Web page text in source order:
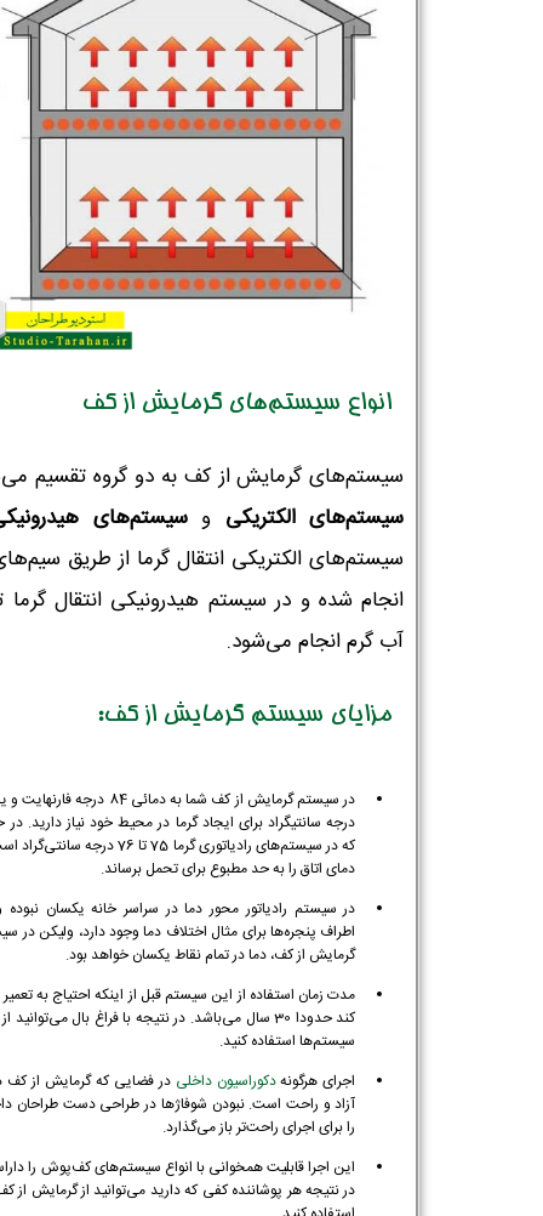
انواع سیستم‌های گرمایش از کف
سیستم‌های گرمایش از کف به دو گروه تقسیم
سیستم‌های الکتریکی وسیستم‌های
سیستم‌های الکتریکی انتقال گرما از طریق
انجام شده و در سیستم هیدرونیکی انتقال
آب گرم انجام می‌شود.
مزایای سیستم گرمایش از کف:
درجه سانتیگراد برای ایجاد گرما در محیط خود نیاز دارید. در
که در سیستم‌های رادیاتوری گرما 75 تا 76 درجه
دمای اتاق را به حد مطبوع برای تحمل برساند.
در سیستم رادیاتور محور دما در سراسر خانه یکسان نبوده
اطراف پنجره‌ها برای مثال اختلاف دما وجود دارد، ولیکن در
گرمایش از کف، دما در تمام نقاط یکسان خواهد بود.
مدت زمان استفاده از این سیستم قبل از اینکه احتیاج به تعمیر
کند حدودا 30 سال می‌باشد. در نتیجه با فراغ بال می‌توانید
سیستم‌ها استفاده کنید.
اجرای هرگونهدکوراسیون داخلی در فضایی که گرمایش از کف
آزاد و راحت است. نبودن شوفاژها در طراحی دست طراحان
را برای اجرای راحت‌تر باز می‌گذارد.
این اجرا قابلیت همخوانی با انواع سیستم‌های کف‌پوش را
در نتیجه هر پوشاننده کفی که دارید می‌توانید از گرمایش از